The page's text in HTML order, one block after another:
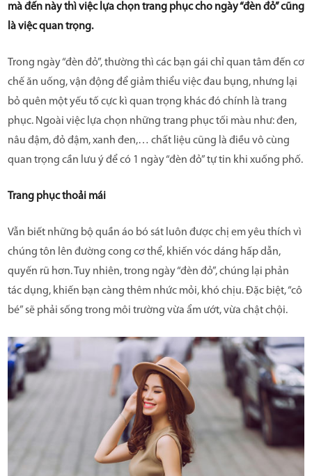
mà đến này thì việc lựa chọn trang phục cho ngày “đèn đỏ” cũng
là việc quan trọng.
Trong ngày “đèn đỏ”, thường thì các bạn gái chỉ quan tâm đến cơ
chế ăn uống, vận động để giảm thiểu việc đau bụng, nhưng lại
bỏ quên một yếu tố cực kì quan trọng khác đó chính là trang
phục. Ngoài việc lựa chọn những trang phục tối màu như: đen,
nâu đậm, đỏ đậm, xanh đen,… chất liệu cũng là điều vô cùng
quan trọng cần lưu ý để có 1 ngày “đèn đỏ” tự tin khi xuống phố.
Trang phục thoải mái
Vẫn biết những bộ quần áo bó sát luôn được chị em yêu thích vì
chúng tôn lên đường cong cơ thể, khiến vóc dáng hấp dẫn,
quyến rũ hơn. Tuy nhiên, trong ngày “đèn đỏ”, chúng lại phản
tác dụng, khiến bạn càng thêm nhức mỏi, khó chịu. Đặc biệt, “cô
bé” sẽ phải sống trong môi trường vừa ẩm ướt, vừa chật chội.